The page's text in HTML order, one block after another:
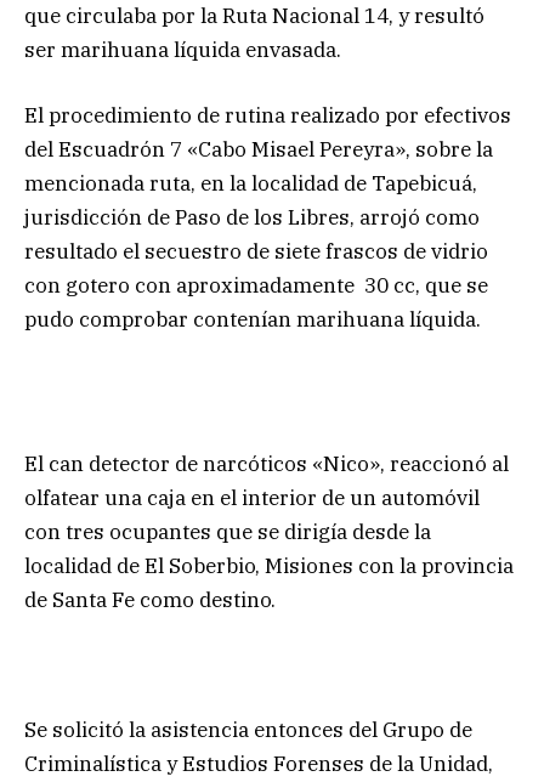
que circulaba por la Ruta Nacional 14, y resultó
ser marihuana líquida envasada.
El procedimiento de rutina realizado por efectivos
del Escuadrón 7 «Cabo Misael Pereyra», sobre la
mencionada ruta, en la localidad de Tapebicuá,
jurisdicción de Paso de los Libres, arrojó como
resultado el secuestro de siete frascos de vidrio
con gotero con aproximadamente 30 cc, que se
pudo comprobar contenían marihuana líquida.
El can detector de narcóticos «Nico», reaccionó al
olfatear una caja en el interior de un automóvil
con tres ocupantes que se dirigía desde la
localidad de El Soberbio, Misiones con la provincia
de Santa Fe como destino.
Se solicitó la asistencia entonces del Grupo de
Criminalística y Estudios Forenses de la Unidad,